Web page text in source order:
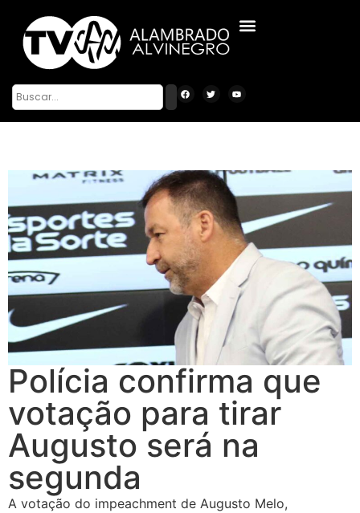
Polícia confirma que
votação para tirar
Augusto será na
segunda
A votação do impeachment de Augusto Melo,